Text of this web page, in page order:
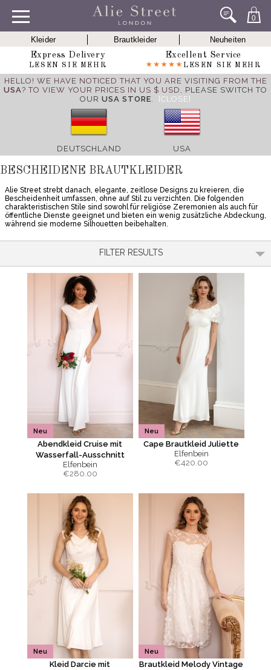
0
Kleider Brautkleider
Neuheiten
Express Delivery
LESEN SIE MEHR
Excellent Service
LESEN SIE MEHR
HELLO! WE HAVE NOTICED THAT YOU ARE VISITING FROM THE
USA? TO VIEW YOUR PRICES IN US $ USD, PLEASE SWITCH TO
OUR USA STORE. [CLOSE]
DEUTSCHLAND USA
BESCHEIDENE BRAUTKLEIDER
Alie Street strebt danach, elegante, zeitlose Designs zu kreieren, die
Bescheidenheit umfassen, ohne auf Stil zu verzichten. Die folgenden
charakteristischen Stile sind sowohl für religiöse Zeremonien als auch für
öffentliche Dienste geeignet und bieten ein wenig zusätzliche Abdeckung,
während sie moderne Silhouetten beibehalten.
FILTER RESULTS
Neu
Abendkleid Cruise mit
Wasserfall-Ausschnitt
Elfenbein
€280.00
Neu
Cape Brautkleid Juliette
Elfenbein
€420.00
Neu
Kleid Darcie mit
Neu
Brautkleid Melody Vintage